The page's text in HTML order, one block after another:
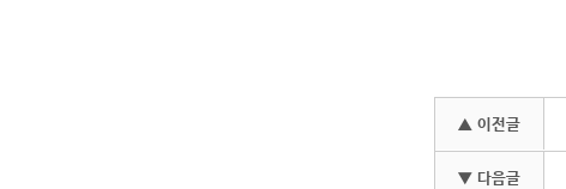
▲ 이전글
▼ 다음글